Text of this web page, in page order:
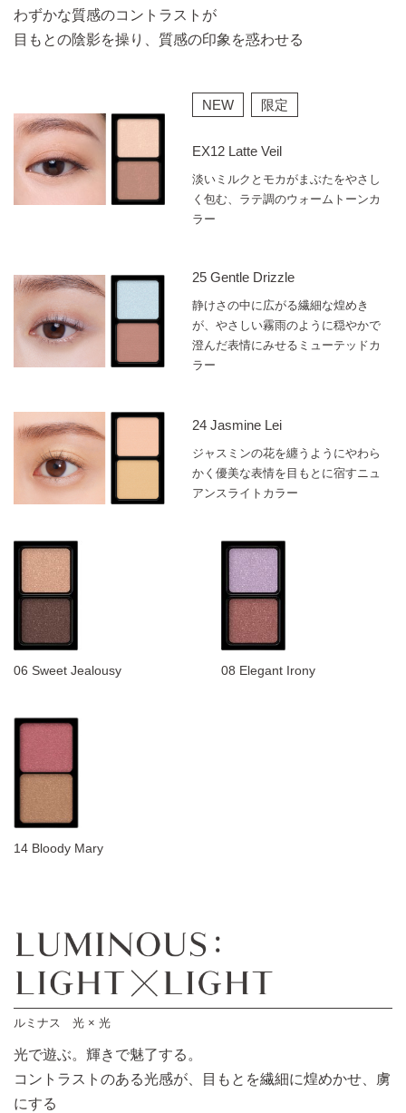
わずかな質感のコントラストが
目もとの陰影を操り、質感の印象を惑わせる
NEW 限定
EX12 Latte Veil
淡いミルクとモカがまぶたをやさし
く包む、ラテ調のウォームトーンカ
ラー
25 Gentle Drizzle
静けさの中に広がる繊細な煌めき
が、やさしい霧雨のように穏やかで
澄んだ表情にみせるミューテッドカ
ラー
24 Jasmine Lei
ジャスミンの花を纏うようにやわら
かく優美な表情を目もとに宿すニュ
アンスライトカラー
06 Sweet Jealousy 08 Elegant Irony
14 Bloody Mary
ルミナス 光 × 光
光で遊ぶ。輝きで魅了する。
コントラストのある光感が、目もとを繊細に煌めかせ、虜
にする